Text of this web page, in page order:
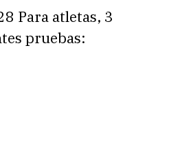
Para atletas, 3
pruebas: